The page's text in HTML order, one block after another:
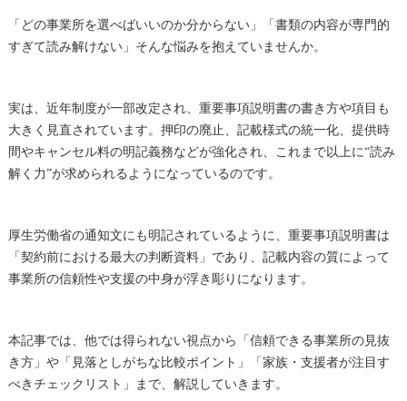
「どの事業所を選べばいいのか分からない」「書類の内容が専門的
すぎて読み解けない」そんな悩みを抱えていませんか。
実は、近年制度が一部改定され、重要事項説明書の書き方や項目も
大きく見直されています。押印の廃止、記載様式の統一化、提供時
間やキャンセル料の明記義務などが強化され、これまで以上に“読み
解く力”が求められるようになっているのです。
厚生労働省の通知文にも明記されているように、重要事項説明書は
「契約前における最大の判断資料」であり、記載内容の質によって
事業所の信頼性や支援の中身が浮き彫りになります。
本記事では、他では得られない視点から「信頼できる事業所の見抜
き方」や「見落としがちな比較ポイント」「家族・支援者が注目す
べきチェックリスト」まで、解説していきます。